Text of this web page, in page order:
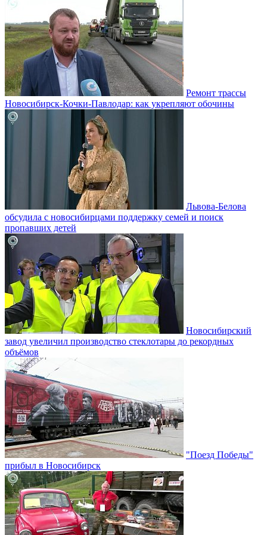
Ремонт трассы
Новосибирск-Кочки-Павлодар: как укрепляют обочины
Львова-Белова
обсудила с новосибирцами поддержку семей и поиск
пропавших детей
Новосибирский
завод увеличил производство стеклотары до рекордных
объёмов
"Поезд Победы"
прибыл в Новосибирск